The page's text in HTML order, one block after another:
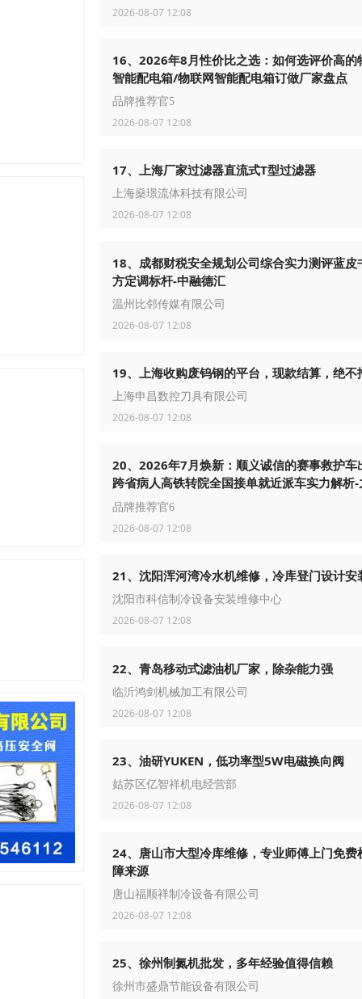
2026-08-07 12:08
16、2026年8月性价比之选：如何选评价高的
智能配电箱/物联网智能配电箱订做厂家盘点
品牌推荐官5
2026-08-07 12:08
17、上海厂家过滤器直流式T型过滤器
上海燊璟流体科技有限公司
2026-08-07 12:08
18、成都财税安全规划公司综合实力测评蓝皮
方定调标杆-中融德汇
温州比邻传媒有限公司
2026-08-07 12:08
19、上海收购废钨钢的平台，现款结算，绝不
上海申昌数控刀具有限公司
2026-08-07 12:08
20、2026年7月焕新：顺义诚信的赛事救护车
跨省病人高铁转院全国接单就近派车实力解析
家护送
品牌推荐官6
2026-08-07 12:08
21、沈阳浑河湾冷水机维修，冷库登门设计安
沈阳市科信制冷设备安装维修中心
2026-08-07 12:08
22、青岛移动式滤油机厂家，除杂能力强
临沂鸿剑机械加工有限公司
2026-08-07 12:08
23、油研YUKEN，低功率型5W电磁换向阀
姑苏区亿智祥机电经营部
2026-08-07 12:08
24、唐山市大型冷库维修，专业师傅上门免费
障来源
唐山福顺祥制冷设备有限公司
2026-08-07 12:08
25、徐州制氮机批发，多年经验值得信赖
徐州市盛鼎节能设备有限公司